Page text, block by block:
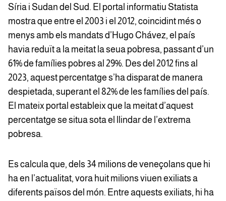
Síria i Sudan del Sud. El portal informatiu Statista
mostra que entre el 2003 i el 2012, coincidint més o
menys amb els mandats d’Hugo Chávez, el país
havia reduït a la meitat la seua pobresa, passant d’un
61% de famílies pobres al 29%. Des del 2012 fins al
2023, aquest percentatge s’ha disparat de manera
despietada, superant el 82% de les famílies del país.
El mateix portal estableix que la meitat d’aquest
percentatge se situa sota el llindar de l’extrema
pobresa.
Es calcula que, dels 34 milions de veneçolans que hi
ha en l’actualitat, vora huit milions viuen exiliats a
diferents països del món. Entre aquests exiliats, hi ha